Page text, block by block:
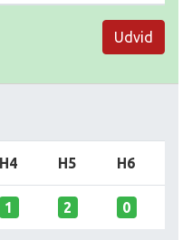
Udvid
H4 H5 H6
1 2 0